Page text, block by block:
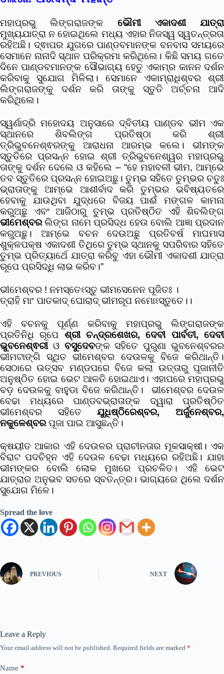
ମହାପ୍ରଭୁ ଲିଙ୍ଗରାଜଙ୍କ ଭୌମୀ ଏକାଦଶୀ ଯାତ୍ରା
ମୁଖ୍ୟଯାତ୍ରା ନ ହୋଇଥିଲେ ମଧ୍ୟ ଏହାର ନିଜସ୍ୱ ସ୍ୱତନ୍ତ୍ରତା
ରହିଅଛି। ଦ୍ଵାପର ଯୁଗରେ ପାଣ୍ଡବମାନଙ୍କ ବନବାସ ସମୟରେ
ସେମାନେ ନାନାଦି ସ୍ଥାନ ପରିକ୍ରମା କରିଥିଲେ। କିଛି ସମୟ ଗତେ
ଦିନେ ପାଣ୍ଡବମାନଙ୍କ ସୌଭାଗ୍ୟ ହେତୁ ଏକାମ୍ର କାନନ ଦର୍ଶନ
କରିବାକୁ ସୁଯୋଗ ମିଳିଲା। ସେମାନେ ଏକାମ୍ରାଧିଶ୍ବର ଶ୍ରୀ
ଲିଙ୍ଗରାଜଙ୍କୁ ଦର୍ଶନ କରି ତାଙ୍କୁ ସ୍ତୁତି ଅର୍ଚ୍ଚନା ଆଦି
କରିଥିଲେ।
ସ୍ୱର୍ଣାଦ୍ରି ମହୋଦୟ ଅନୁସାରେ ଦ୍ବିତୀୟ ପାଣ୍ଡବ ଭୀମ ଏକ
ସ୍ଥାନରେ ଶିବଲିଙ୍ଗ ପ୍ରତିଷ୍ଠା କରି ଶ୍ରୀ
ତ୍ରିଭୁବନେଶ୍ଵରଙ୍କୁ ଆରାଧନା ଆରମ୍ଭ କଲେ। ଭୀମଙ୍କ
ସ୍ତୁତିରେ ପ୍ରସନ୍ନ ହୋଇ ଶ୍ରୀ ତ୍ରିଭୁବନେଶ୍ୱର ମହାପ୍ରଭୁ
ତାଙ୍କୁ ଦର୍ଶନ ଦେଲେ ଓ କହିଲେ – “ହେ ମହାବଳୀ ଭୀମ, ଆମ୍ଭେ
ତବ ସ୍ତୁତିରେ ପ୍ରସନ୍ନ ହୋଇଅଛୁ। ତୁମ୍ଭ ସହିତେ ତୁମ୍ଭର ଚତୁଃ
ଭ୍ରାତାଙ୍କୁ ଆମ୍ଭେ ଆଶୀର୍ବାଦ କରି ତୁମ୍ଭର ଭବିଷ୍ୟତରେ
ହେବାକୁ ଯାଉଥିବା ଯୁଦ୍ଧରେ ବିଜୟ ପାଈଁ ମଙ୍ଗଳ କାମନା
କରୁଅଛୁ ଏବଂ ଆଜିଠାରୁ ତୁମ୍ଭ ପ୍ରତିଷ୍ଠିତ ଏହି ଶିବଲିଙ୍ଗ
ଭୀମେଶ୍ବରଲିଙ୍ଗ ନାମେ ପ୍ରସିଦ୍ଧ ହେଉ ବୋଲି ଆଜ୍ଞା ପ୍ରଦାନ
କରୁଅଛୁ। ଆମ୍ଭେ ବଚନ ଦେଉଅଛୁ ପ୍ରତିବର୍ଷ ମାଘମାସ
ଶୁକ୍ଳପକ୍ଷ ଏକାଦଶୀ ତିଥିରେ ତୁମ୍ଭ ସ୍ଥାନକୁ ସପରିବାର ସହିତେ
ତୁମ୍ଭ ପ୍ରିତ୍ୟାର୍ଥେ ଯାତ୍ରା କରିବୁ ଏହା ଭୌମୀ ଏକାଦଶୀ ଯାତ୍ରା
ରୂପେ ପ୍ରସିଦ୍ଧି ଲାଭ କରିବ।”
ଭୀମେଶ୍ବର ! ନମସ୍ତେଽସ୍ତୁ ଭୀମସେନେନ ପୂଜିତଃ ।
ତ୍ରାହି ମାଂ ପାତକାଦ୍ ଘୋରାଦ୍ ଭୀମରୂପ ନମୋଽସ୍ତୁତେ।।
ଏହି ବଚନକୁ ପୂର୍ଣ୍ଣ କରିବାକୁ ମହାପ୍ରଭୁ ଲିଙ୍ଗରାଜଙ୍କ
ପ୍ରତିନିଧି ରୂପେ ଶ୍ରୀ ଚନ୍ଦ୍ରଶେଖର, ଦେବୀ ପାର୍ବତୀ, ଦେବୀ
ଭୁବନେଶ୍ଵରୀଓ ବସୁଦେବଙ୍କ ସହିତେ ପୁରୁଣା ଭୁବନେଶ୍ବରର
ଭୀମଟାଙ୍ଗି ସ୍ଥିତ ଭୀମେଶ୍ବର ଦେଉଳକୁ ବିଜେ କରିଥାନ୍ତି।
ସେଠାରେ ଉତ୍ସବ ମଣ୍ଡପରେ ବିଜେ କଲା ଉତ୍ତାରୁ ପୂଜାନୀତି
ଅନୁଷ୍ଠିତ ହୋଇ ଭେଟ ଆଳତି ହୋଇଥାଏ। ଏହାପରେ ମହାପ୍ରଭୁ
ବଡ଼ ଦେଉଳକୁ ବାହୁଡା ବିଜେ କରିଥାନ୍ତି। ଭୀମେଶ୍ବର ଦେଉଳ
ବେଢା ମଧ୍ୟରେ ପାଣ୍ଡବଭ୍ରାତାଙ୍କ ଦ୍ୱାରା ପ୍ରତିଷ୍ଠିତ
ଭୀମେଶ୍ବର ସହିତେଯୁଧିଷ୍ଠିରେଶ୍ବର, ଅର୍ଜୁନେଶ୍ବର,
ନକୁଳେଶ୍ବରପୂଜା ପାଇ ଆସୁଛନ୍ତି।
କ୍ଷୟୀତ ଆକାର ଏହି ଦେଉଳର ପ୍ରାଚୀନତାର ମୂକସାକ୍ଷୀ। ଏକ
ବିରାଟ ପଦଚିହ୍ନ ଏହି ଦେଉଳ ବେଢା ମଧ୍ୟରେ ରହିଅଛି। ଯାହା
ଭୀମଙ୍କର ବୋଲି ଲୋକ ମୁଖରେ ପ୍ରଚଳିତ। ଏହି ଭେଟ
ଯାତ୍ରାର ଅନୁଭବ ସତରେ ସ୍ବତନ୍ତ୍ର। ଭାଗ୍ୟରେ ଥିଲେ ଦର୍ଶନ
ସୁଯୋଗ ମିଳେ।
Spread the love
PREVIOUS NEXT
Leave a Reply
Your email address will not be published. Required fields are marked *
Name *